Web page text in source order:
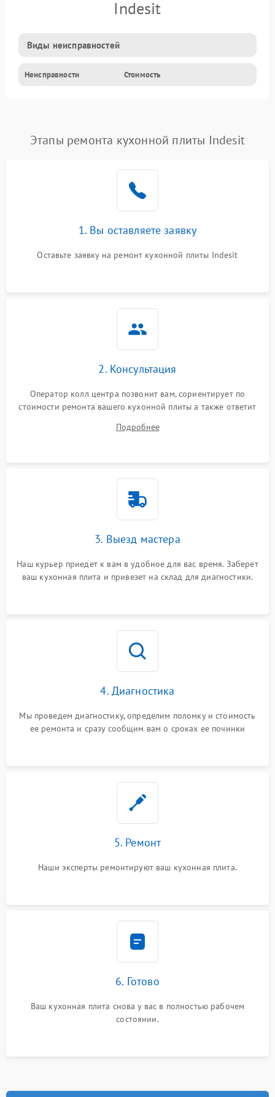
Indesit
Виды неисправностей
Неисправности Стоимость
Этапы ремонта кухонной плиты Indesit
1. Вы оставляете заявку
Оставьте заявку на ремонт кухонной плиты Indesit
2. Консультация
Оператор колл центра позвонит вам, сориентирует по
стоимости ремонта вашего кухонной плиты а также ответит
Подробнее
3. Выезд мастера
Наш курьер приедет к вам в удобное для вас время. Заберет
ваш кухонная плита и привезет на склад для диагностики.
4. Диагностика
Мы проведем диагностику, определим поломку и стоимость
ее ремонта и сразу сообщим вам о сроках ее починки
5. Ремонт
Наши эксперты ремонтируют ваш кухонная плита.
6. Готово
Ваш кухонная плита снова у вас в полностью рабочем
состоянии.